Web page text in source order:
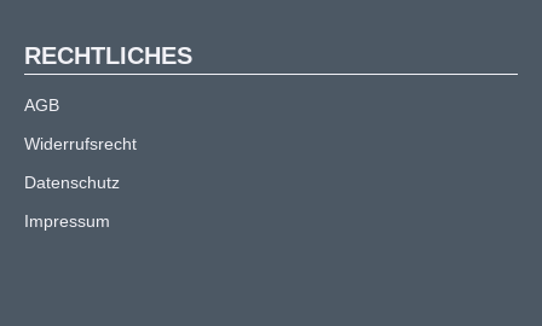
RECHTLICHES
AGB
Widerrufsrecht
Datenschutz
Impressum